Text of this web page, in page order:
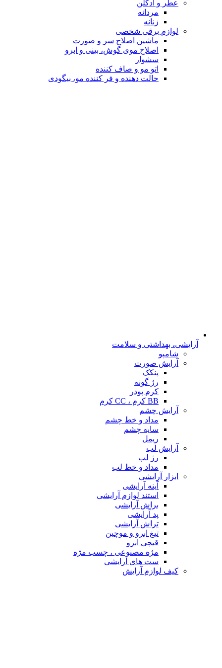
عطر و ادکلن
مردانه
زنانه
لوازم برقی شخصی
ماشین اصلاح سر و صورت
اصلاح موی گوش، بینی و ابرو
سشوار
اتو مو و صاف کننده
حالت دهنده و فر کننده مو، بیگودی
آرایشی، بهداشتی و سلامت
شامپو
آرایش صورت
پنکک
رژ گونه
کرم پودر
BB کرم ، CC کرم
آرایش چشم
مداد و خط چشم
سایه چشم
ریمل
آرایش لب
رژ لب
مداد و خط لب
ابزار آرایشی
آینه آرایشی
استند لوازم آرایشی
براش آرایشی
پد آرایشی
تراش آرایشی
تیغ ابرو و موچین
قیچی ابرو
مژه مصنوعی ، چسب مژه
ست های آرایشی
کیف لوازم آرایش